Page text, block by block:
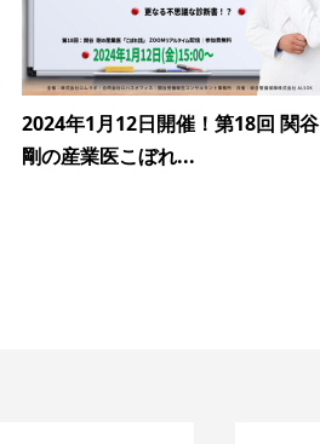
2024年1月12日開催！第18回 関谷
剛の産業医こぼれ...